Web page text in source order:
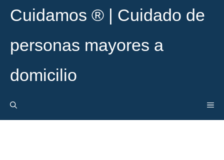
Cuidamos ® | Cuidado de
personas mayores a
domicilio